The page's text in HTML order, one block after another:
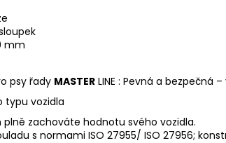
mm
psy řady MASTER LINE : Pevná a bezpečná
typu vozidla
zachováte hodnotu svého vozidla.
s normami ISO 27955/ ISO 27956;